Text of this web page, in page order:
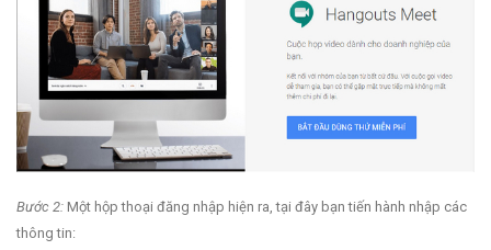
Bước 2: Một hộp thoại đăng nhập hiện ra, tại đây bạn tiến hành nhập các
thông tin: